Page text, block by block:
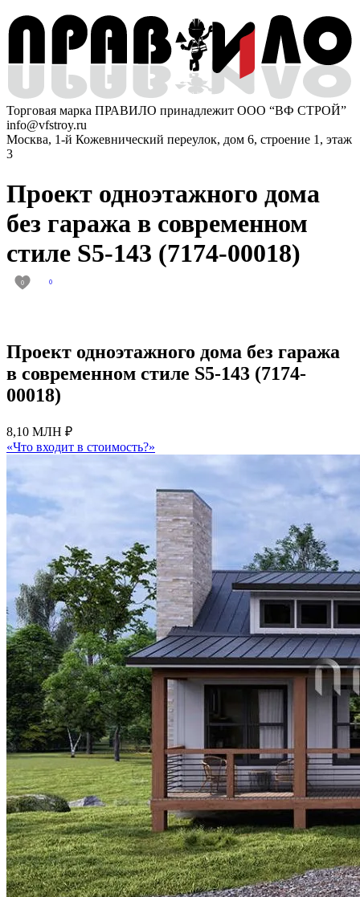
Торговая марка ПРАВИЛО принадлежит ООО “ВФ СТРОЙ”
info@vfstroy.ru
Москва, 1-й Кожевнический переулок, дом 6, строение 1, этаж
3
Проект одноэтажного дома
без гаража в современном
стиле S5-143 (7174-00018)
0 0
Проект одноэтажного дома без гаража
в современном стиле S5-143 (7174-
00018)
8,10 МЛН ₽
«Что входит в стоимость?»